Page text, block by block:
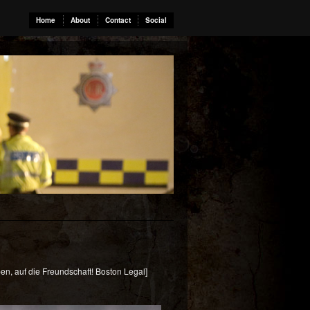
Home About Contact Social
auf die Freundschaft! Boston Legal]